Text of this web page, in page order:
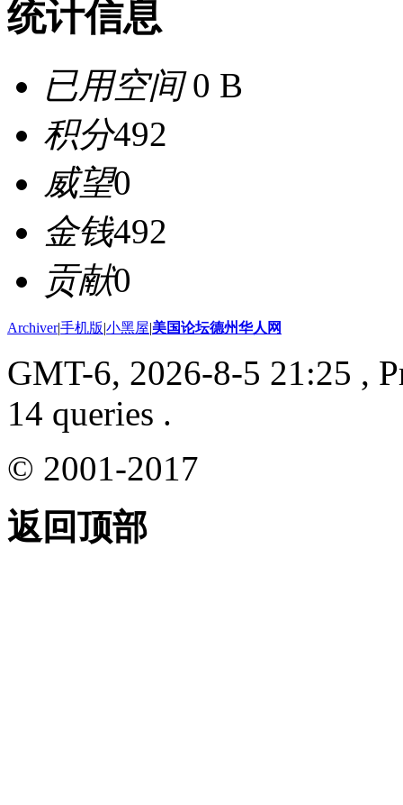
统计信息
已用空间0 B
积分492
威望0
金钱492
贡献0
Archiver|手机版|小黑屋|美国论坛德州华人网
GMT-6, 2026-8-5 21:25 ,
14 queries .
© 2001-2017
返回顶部